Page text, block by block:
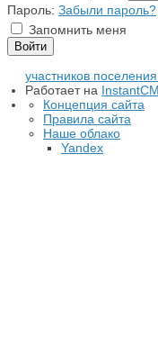
Пароль: Забыли пароль?
Запомнить меня
участников
Работает на
Концепция сайта
Правила сайта
Наше облако
Yandex